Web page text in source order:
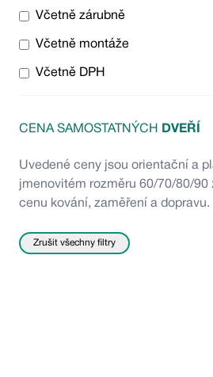
Včetně zárubně
Včetně montáže
Včetně DPH
CENA SAMOSTATNÝCH DVEŘÍ
Uvedené ceny jsou orientační a
jmenovitém rozměru 60/70/80/90
cenu kování, zaměření a dopravu.
Zrušit všechny filtry